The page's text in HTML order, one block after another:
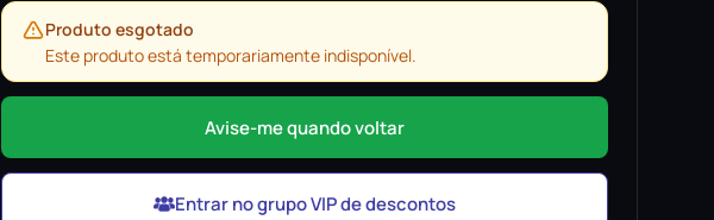
Produto esgotado
Este produto está temporariamente indisponível.
Avise-me quando voltar
Entrar no grupo VIP de descontos